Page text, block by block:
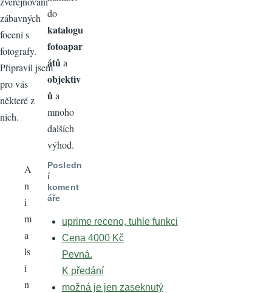
zábavných
focení s
fotografy.
Připravil jsem
pro vás
některé z
nich.
A
n
i
m
a
ls
i
n
do
katalogu
fotoapar
átů a
objektiv
ů a
mnoho
dalších
výhod.
Posledn
í
koment
áře
uprime receno, tuhle funkci
Cena 4000 Kč
Pevná.
K předání
možná je jen zaseknutý